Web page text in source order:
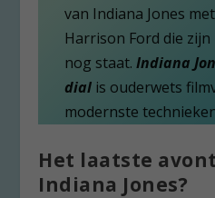
van Indiana Jones
Harrison Ford die
nog staat.Indiana
dial is ouderwets
modernste
Het laatste
Indiana Jones?